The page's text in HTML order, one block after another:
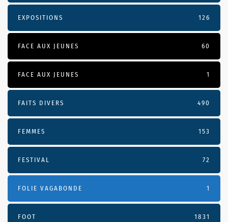
EXPOSITIONS 126
FACE AUX JEUNES 60
FACE AUX JEUNES 1
FAITS DIVERS 490
FEMMES 153
FESTIVAL 72
FOLIE VAGABONDE 1
FOOT 1831